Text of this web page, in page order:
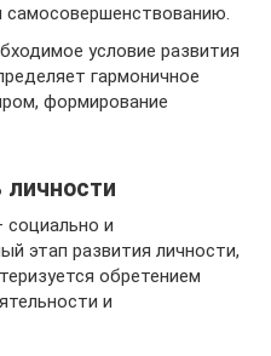
условие развития
гармоничное
формирование
личности
социально и
этап развития личности,
обретением
и